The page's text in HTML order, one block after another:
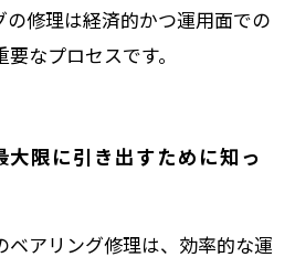
の修理は経済的かつ運用面での
なプロセスです。
大限に引き出すために知っ
ベアリング修理は、効率的な運